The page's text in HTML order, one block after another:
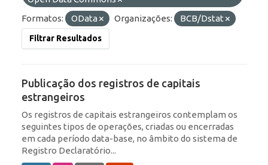
Formatos:
OData Organizações: BCB/Dstat
Filtrar Resultados
Publicação dos registros de capitais
estrangeiros
Os registros de capitais estrangeiros contemplam os
seguintes tipos de operações, criadas ou encerradas
em cada período data-base, no âmbito do sistema de
Registro Declaratório...